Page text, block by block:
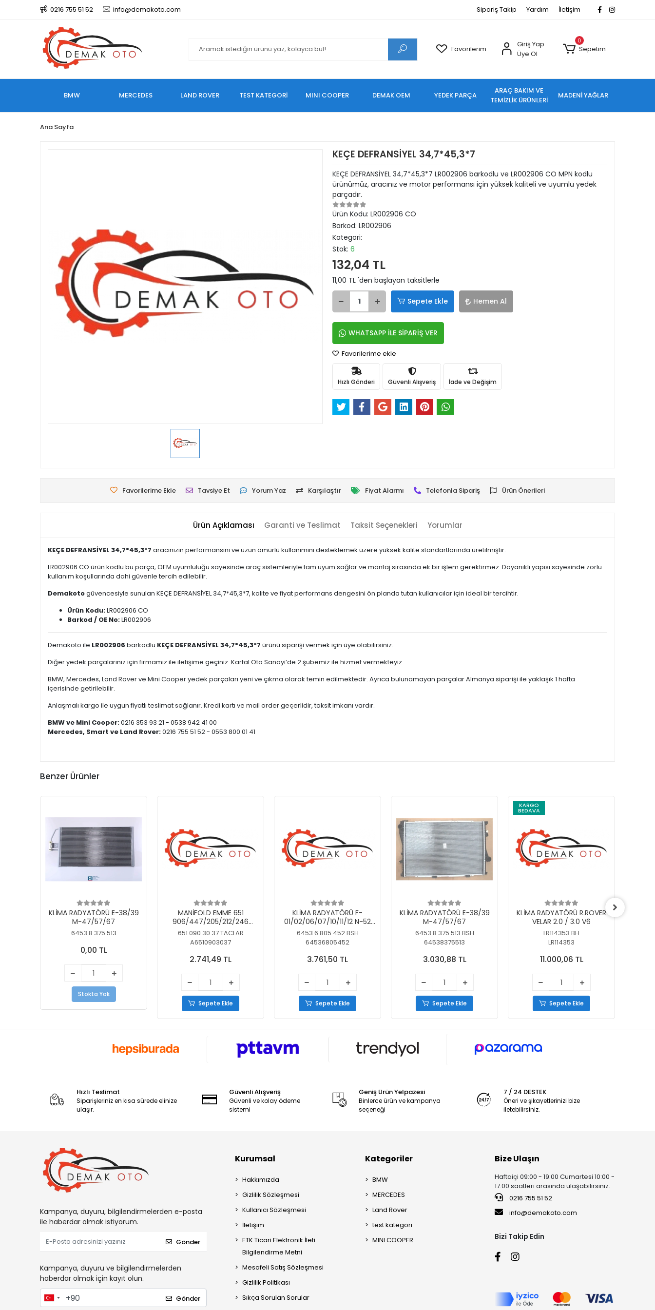
0216 755 51 52 info@demakoto.com Sipariş Takip Yardım İletişim
Favorilerim
Giriş Yap
Üye Ol
0
Sepetim
BMW MERCEDES LAND ROVER TEST KATEGORİ MINI COOPER DEMAK OEM YEDEK PARÇA
ARAÇ BAKIM VE
TEMİZLİK ÜRÜNLERİ
MADENİ YAĞLAR
Ana Sayfa
KEÇE DEFRANSİYEL 34,7*45,3*7
KEÇE DEFRANSİYEL 34,7*45,3*7 LR002906 barkodlu ve LR002906 CO MPN kodlu
ürünümüz, aracınız ve motor performansı için yüksek kaliteli ve uyumlu yedek
parçadır.
Ürün Kodu: LR002906 CO
Barkod: LR002906
Kategori:
Stok: 6
132,04 TL
11,00 TL 'den başlayan taksitlerle
Sepete Ekle Hemen Al
WHATSAPP İLE SİPARİŞ VER
Favorilerime ekle
Hızlı Gönderi Güvenli Alışveriş İade ve Değişim
Favorilerime Ekle Tavsiye Et Yorum Yaz Karşılaştır Fiyat Alarmı Telefonla Sipariş Ürün Önerileri
Ürün Açıklaması Garanti ve Teslimat Taksit Seçenekleri Yorumlar
KEÇE DEFRANSİYEL 34,7*45,3*7 aracınızın performansını ve uzun ömürlü kullanımını desteklemek üzere yüksek kalite standartlarında üretilmiştir.
LR002906 CO ürün kodlu bu parça, OEM uyumluluğu sayesinde araç sistemleriyle tam uyum sağlar ve montaj sırasında ek bir işlem gerektirmez. Dayanıklı yapısı sayesinde zorlu
kullanım koşullarında dahi güvenle tercih edilebilir.
Demakotogüvencesiyle sunulan KEÇE DEFRANSİYEL 34,7*45,3*7, kalite ve fiyat performans dengesini ön planda tutan kullanıcılar için ideal bir tercihtir.
Ürün Kodu:LR002906 CO
Barkod / OE No:LR002906
Demakoto ile LR002906 barkodlu KEÇE DEFRANSİYEL 34,7*45,3*7 ürünü siparişi vermek için üye olabilirsiniz.
Diğer yedek parçalarınız için firmamız ile iletişime geçiniz. Kartal Oto Sanayi’de 2 şubemiz ile hizmet vermekteyiz.
BMW, Mercedes, Land Rover ve Mini Cooper yedek parçaları yeni ve çıkma olarak temin edilmektedir. Ayrıca bulunamayan parçalar Almanya siparişi ile yaklaşık 1 hafta
içerisinde getirilebilir.
Anlaşmalı kargo ile uygun fiyatlı teslimat sağlanır. Kredi kartı ve mail order geçerlidir, taksit imkanı vardır.
BMW ve Mini Cooper:0216 353 93 21 - 0538 942 41 00
Mercedes, Smart ve Land Rover:0216 755 51 52 - 0553 800 01 41
Benzer Ürünler
KLİMA RADYATÖRÜ E-38/39
M-47/57/67
6453 8 375 513
0,00 TL
Stokta Yok
MANİFOLD EMME 651
906/447/205/212/246
KELEBEKSİZ
651 090 30 37 TACLAR
A6510903037
2.741,49 TL
Sepete Ekle
KLİMA RADYATÖRÜ F-
01/02/06/07/10/11/12 N-52
N/N-53/57/63
6453 6 805 452 BSH
64536805452
3.761,50 TL
Sepete Ekle
KLİMA RADYATÖRÜ E-38/39
M-47/57/67
6453 8 375 513 BSH
64538375513
3.030,88 TL
Sepete Ekle
KARGO
BEDAVA
KLİMA RADYATÖRÜ R.ROVER
VELAR 2.0 / 3.0 V6
LR114353 BH
LR114353
11.000,06 TL
Sepete Ekle
Hızlı Teslimat
Siparişleriniz en kısa sürede elinize
ulaşır.
Güvenli Alışveriş
Güvenli ve kolay ödeme
sistemi
Geniş Ürün Yelpazesi
Binlerce ürün ve kampanya
seçeneği
7 / 24 DESTEK
Öneri ve şikayetlerinizi bize
iletebilirsiniz.
Kampanya, duyuru, bilgilendirmelerden e-posta
ile haberdar olmak istiyorum.
Gönder
Kampanya, duyuru ve bilgilendirmelerden
haberdar olmak için kayıt olun.
Gönder
Kurumsal
Hakkımızda
Gizlilik Sözleşmesi
Kullanıcı Sözleşmesi
İletişim
ETK Ticari Elektronik İleti
Bilgilendirme Metni
Mesafeli Satış Sözleşmesi
Gizlilik Politikası
Sıkça Sorulan Sorular
Kategoriler
BMW
MERCEDES
Land Rover
test kategori
MINI COOPER
Bize Ulaşın
Haftaiçi 09:00 - 19:00 Cumartesi 10:00 -
17:00 saatleri arasında ulaşabilirsiniz.
0216 755 51 52
info@demakoto.com
Bizi Takip Edin